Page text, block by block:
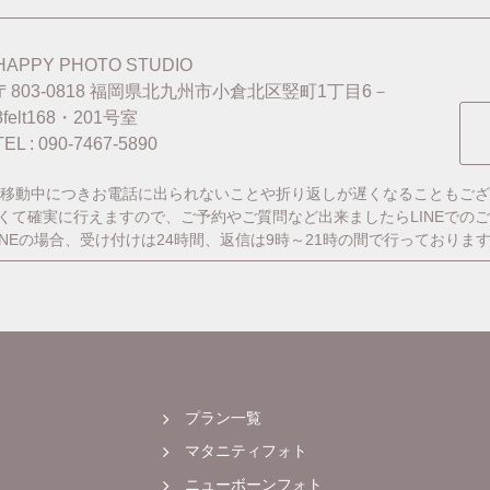
PHOTO STUDIO
803-0818 福岡県北九州市小倉北区竪町1丁目6－
・201号室
: 090-7467-5890
動中につきお電話に出られないことや折り返しが遅くなることもご
て確実に行えますので、ご予約やご質問など出来ましたらLINEでの
の場合、受け付けは24時間、返信は9時～21時の間で行っておりま
プラン一覧
マタニティフォト
ニューボーンフォト